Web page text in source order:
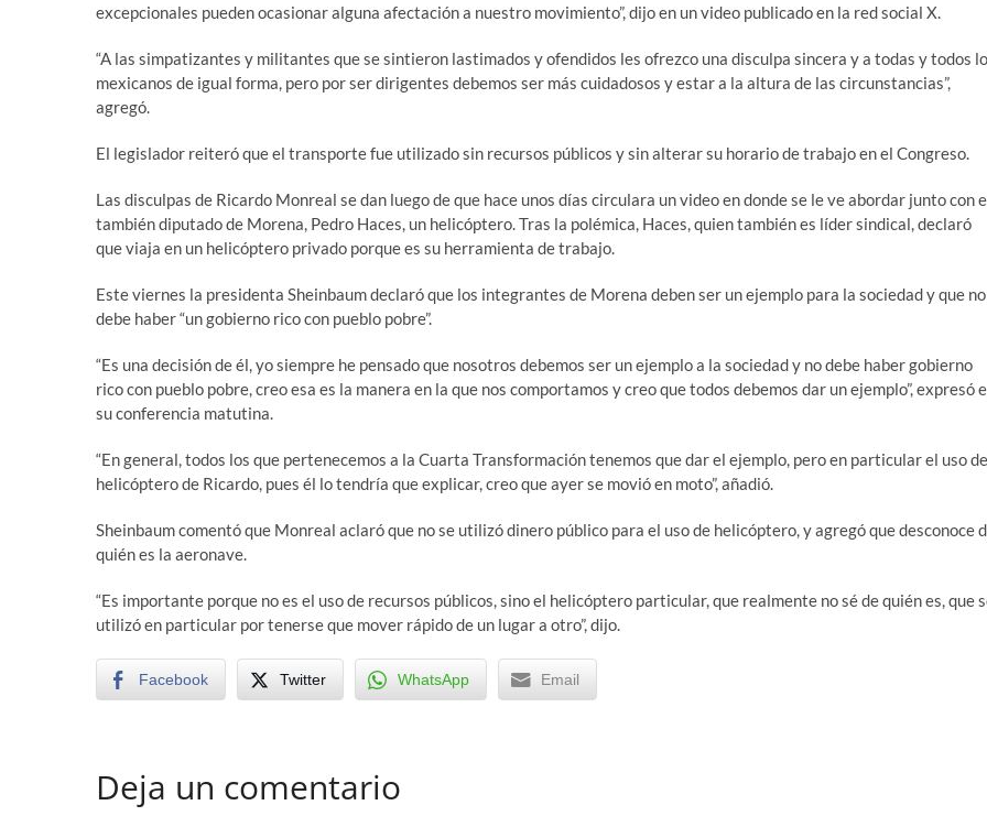
excepcionales pueden ocasionar alguna afectación a nuestro movimiento”, dijo en un video publicado en la red social X.
“A las simpatizantes y militantes que se sintieron lastimados y ofendidos les ofrezco una disculpa sincera y a todas y todos
mexicanos de igual forma, pero por ser dirigentes debemos ser más cuidadosos y estar a la altura de las circunstancias”,
agregó.
El legislador reiteró que el transporte fue utilizado sin recursos públicos y sin alterar su horario de trabajo en el Congreso.
Las disculpas de Ricardo Monreal se dan luego de que hace unos días circulara un video en donde se le ve abordar junto con
también diputado de Morena, Pedro Haces, un helicóptero. Tras la polémica, Haces, quien también es líder sindical, declaró
que viaja en un helicóptero privado porque es su herramienta de trabajo.
Este viernes la presidenta Sheinbaum declaró que los integrantes de Morena deben ser un ejemplo para la sociedad y que no
debe haber “un gobierno rico con pueblo pobre”.
“Es una decisión de él, yo siempre he pensado que nosotros debemos ser un ejemplo a la sociedad y no debe haber gobierno
rico con pueblo pobre, creo esa es la manera en la que nos comportamos y creo que todos debemos dar un ejemplo”, expresó
su conferencia matutina.
“En general, todos los que pertenecemos a la Cuarta Transformación tenemos que dar el ejemplo, pero en particular el uso
helicóptero de Ricardo, pues él lo tendría que explicar, creo que ayer se movió en moto”, añadió.
Sheinbaum comentó que Monreal aclaró que no se utilizó dinero público para el uso de helicóptero, y agregó que desconoce
quién es la aeronave.
“Es importante porque no es el uso de recursos públicos, sino el helicóptero particular, que realmente no sé de quién es, que
utilizó en particular por tenerse que mover rápido de un lugar a otro”, dijo.
Facebook Twitter WhatsApp Email
Deja un comentario